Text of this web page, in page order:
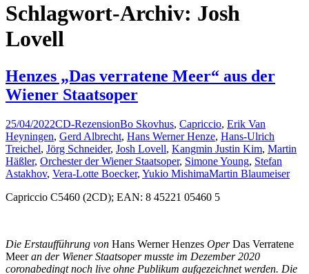
Schlagwort-Archiv: Josh
Lovell
Henzes „Das verratene Meer“ aus der
Wiener Staatsoper
25/04/2022CD-RezensionBo Skovhus, Capriccio, Erik Van
Heyningen, Gerd Albrecht, Hans Werner Henze, Hans-Ulrich
Treichel, Jörg Schneider, Josh Lovell, Kangmin Justin Kim, Martin
Häßler, Orchester der Wiener Staatsoper, Simone Young, Stefan
Astakhov, Vera-Lotte Boecker, Yukio MishimaMartin Blaumeiser
Capriccio C5460 (2CD); EAN: 8 45221 05460 5
Die Erstaufführung von Hans Werner Henzes OperDas Verratene
Meeran der Wiener Staatsoper musste im Dezember 2020
coronabedingt noch live ohne Publikum aufgezeichnet werden. Die